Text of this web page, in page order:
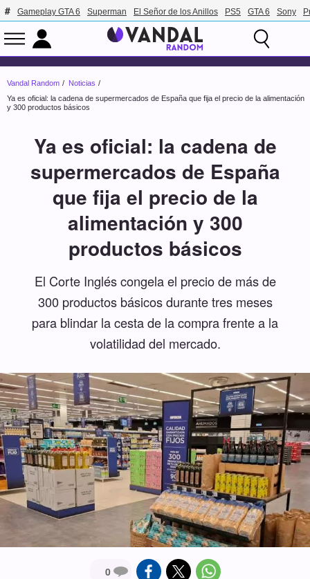
Gameplay GTA 6 Superman El Señor de los Anillos PS5 GTA 6 Sony
Vandal Random
Noticias
Ya es oficial: la cadena de supermercados de España que fija el precio de la alimentación
y 300 productos básicos
Ya es oficial: la cadena de
supermercados de España
que fija el precio de la
alimentación y 300
productos básicos
El Corte Inglés congela el precio de más de
300 productos básicos durante tres meses
para blindar la cesta de la compra frente a la
volatilidad del mercado.
0